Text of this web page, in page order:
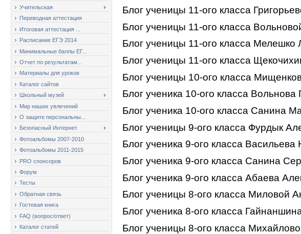
Учительская
Переводная аттестация
Итоговая аттестация ...
Расписание ЕГЭ 2014
Минимальные баллы ЕГ...
Отчет по результатам...
Материалы для уроков
Каталог сайтов
Школьный музей
Мир наших увлечений
О защите персональны...
Безопасный Интернет
Фотоальбомы 2007-2010
Фотоальбомы 2011-2015
PRO спонсоров
Форум
Тесты
Обратная связь
Гостевая книга
FAQ (вопрос/ответ)
Каталог статей
Блог ученицы 11-ого класса
Блог ученицы 11-ого класса
Блог ученицы 11-ого класса Мелешко
Блог ученицы 11-ого класса
Блог ученицы 10-ого класса
Блог ученика 10-ого класса Вольнова
Блог ученика 10-ого класса Санина
Блог ученицы 9-ого класса Фурдык
Блог ученика 9-ого класса Васильева
Блог ученика 9-ого класса Санина
Блог ученика 9-ого класса Абаева
Блог ученицы 8-ого класса Миловой
Блог ученика 8-ого класса
Блог ученицы 8-ого класса